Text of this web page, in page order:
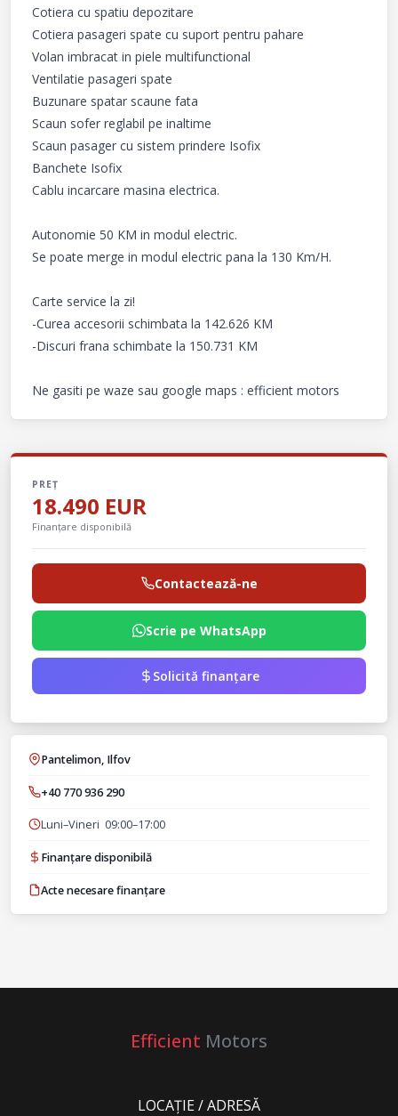
Cotiera cu spatiu depozitare
Cotiera pasageri spate cu suport pentru pahare
Volan imbracat in piele multifunctional
Ventilatie pasageri spate
Buzunare spatar scaune fata
Scaun sofer reglabil pe inaltime
Scaun pasager cu sistem prindere Isofix
Banchete Isofix
Cablu incarcare masina electrica.
Autonomie 50 KM in modul electric.
Se poate merge in modul electric pana la 130 Km/H.
Carte service la zi!
-Curea accesorii schimbata la 142.626 KM
-Discuri frana schimbate la 150.731 KM
Ne gasiti pe waze sau google maps : efficient motors
PREȚ
18.490 EUR
Finanțare disponibilă
Contactează-ne
Scrie pe WhatsApp
Solicită finanțare
Pantelimon, Ilfov
+40 770 936 290
Luni–Vineri 09:00–17:00
Finanțare disponibilă
Acte necesare finanțare
Efficient Motors
LOCAȚIE / ADRESĂ